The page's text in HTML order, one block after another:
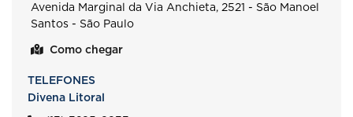
Avenida Marginal da Via Anchieta, 2521 - São Manoel
Santos - São Paulo
Como chegar
TELEFONES
Divena Litoral